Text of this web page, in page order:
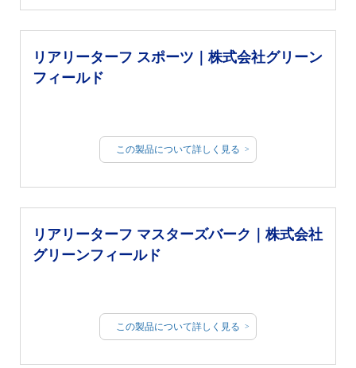
リアリーターフ スポーツ｜株式会社グリーン
フィールド
この製品について詳しく見る
リアリーターフ マスターズバーク｜株式会社
グリーンフィールド
この製品について詳しく見る